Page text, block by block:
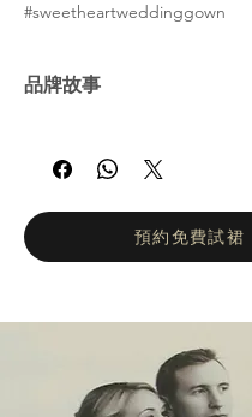
#sweetheartweddinggown
品牌故事
與柔情的婚紗。全新 Legend
感性，融合優雅與精緻。每一
人驚艷的整體造型。她的理想
敢，滿懷夢想與魅力。在
預約免費試裙